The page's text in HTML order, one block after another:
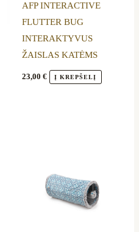
AFP INTERACTIVE
FLUTTER BUG
INTERAKTYVUS
ŽAISLAS KATĖMS
23,00 € Į KREPŠELĮ